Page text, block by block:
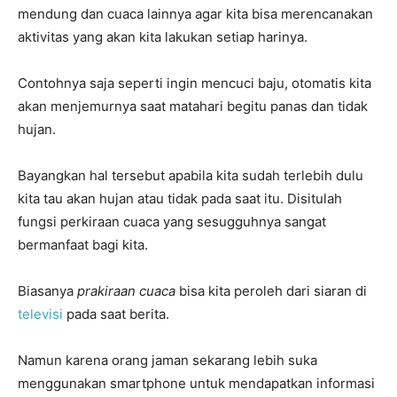
mendung dan cuaca lainnya agar kita bisa merencanakan
aktivitas yang akan kita lakukan setiap harinya.
Contohnya saja seperti ingin mencuci baju, otomatis kita
akan menjemurnya saat matahari begitu panas dan tidak
hujan.
Bayangkan hal tersebut apabila kita sudah terlebih dulu
kita tau akan hujan atau tidak pada saat itu. Disitulah
fungsi perkiraan cuaca yang sesugguhnya sangat
bermanfaat bagi kita.
Biasanya prakiraan cuaca bisa kita peroleh dari siaran di
televisi pada saat berita.
Namun karena orang jaman sekarang lebih suka
menggunakan smartphone untuk mendapatkan informasi